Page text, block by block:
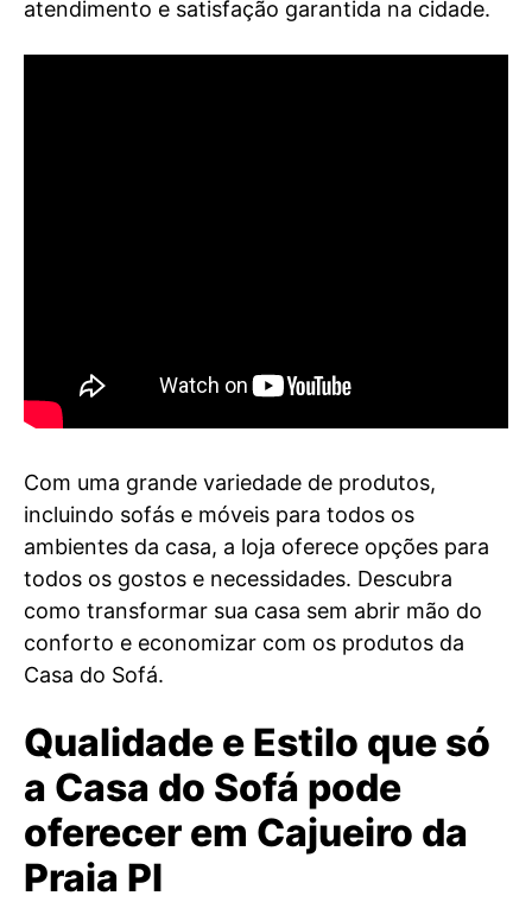
atendimento e satisfação garantida na cidade.
Com uma grande variedade de produtos,
incluindo sofás e móveis para todos os
ambientes da casa, a loja oferece opções para
todos os gostos e necessidades. Descubra
como transformar sua casa sem abrir mão do
conforto e economizar com os produtos da
Casa do Sofá.
Qualidade e Estilo que só
a Casa do Sofá pode
oferecer em Cajueiro da
Praia PI